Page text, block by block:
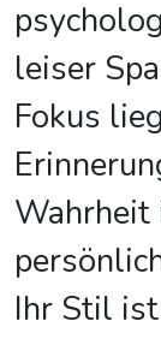
leiser
Fokus
Ihr Stil